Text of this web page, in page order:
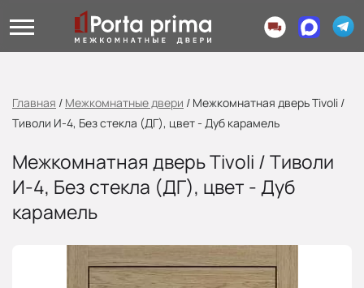
Главная / Межкомнатные двери / Межкомнатная дверь Tivoli /
Тиволи И-4, Без стекла (ДГ), цвет - Дуб карамель
Межкомнатная дверь Tivoli / Тиволи
И-4, Без стекла (ДГ), цвет - Дуб
карамель